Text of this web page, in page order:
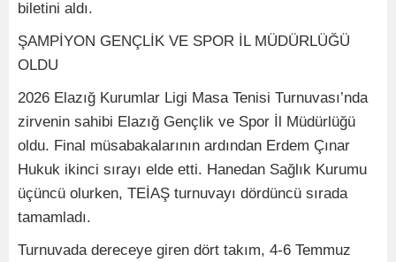
biletini aldı.
ŞAMPİYON GENÇLİK VE SPOR İL MÜDÜRLÜĞÜ
OLDU
2026 Elazığ Kurumlar Ligi Masa Tenisi Turnuvası’nda
zirvenin sahibi Elazığ Gençlik ve Spor İl Müdürlüğü
oldu. Final müsabakalarının ardından Erdem Çınar
Hukuk ikinci sırayı elde etti. Hanedan Sağlık Kurumu
üçüncü olurken, TEİAŞ turnuvayı dördüncü sırada
tamamladı.
Turnuvada dereceye giren dört takım, 4-6 Temmuz